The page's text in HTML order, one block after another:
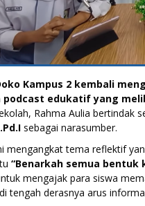
Kampus 2 kembali
edukatif yang
Rahma Aulia bertindak
sebagai narasumber.
mengangkat tema reflektif
“Benarkah semua bentuk
mengajak para siswa
tengah derasnya arus